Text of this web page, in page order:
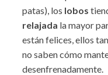
patas), los lobos
relajada la mayor
están felices, ellos
no saben cómo
desenfrenadamente.